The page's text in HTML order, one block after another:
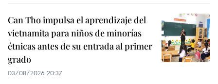
Can Tho impulsa el aprendizaje del
vietnamita para niños de minorías
étnicas antes de su entrada al primer
grado
03/08/2026 20:37